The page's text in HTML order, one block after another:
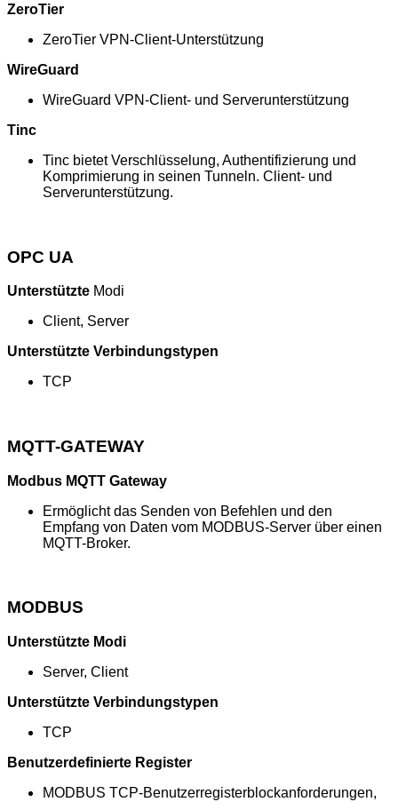
ZeroTier
ZeroTier VPN-Client-Unterstützung
WireGuard
WireGuard VPN-Client- und Serverunterstützung
Tinc
Tinc bietet Verschlüsselung, Authentifizierung und
Komprimierung in seinen Tunneln. Client- und
Serverunterstützung.
OPC UA
Unterstützte Modi
Client, Server
Unterstützte Verbindungstypen
TCP
MQTT-GATEWAY
Modbus MQTT Gateway
Ermöglicht das Senden von Befehlen und den
Empfang von Daten vom MODBUS-Server über einen
MQTT-Broker.
MODBUS
Unterstützte Modi
Server, Client
Unterstützte Verbindungstypen
TCP
Benutzerdefinierte Register
MODBUS TCP-Benutzerregisterblockanforderungen,